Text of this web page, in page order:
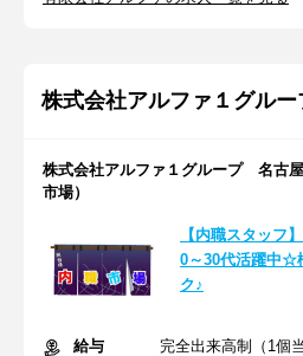
株式会社アルファ１グルー
株式会社アルファ１グループ 名古
市場）
【内職スタッフ
0～30代活躍中☆
ク♪
給与
完全出来高制（1個